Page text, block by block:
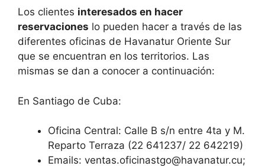
Los clientes interesados en hacer
reservaciones lo pueden hacer a través de las
diferentes oficinas de Havanatur Oriente Sur
que se encuentran en los territorios. Las
mismas se dan a conocer a continuación:
En Santiago de Cuba:
Oficina Central: Calle B s/n entre 4ta y M.
Reparto Terraza (22 641237/ 22 642219)
Emails: ventas.oficinastgo@havanatur.cu;